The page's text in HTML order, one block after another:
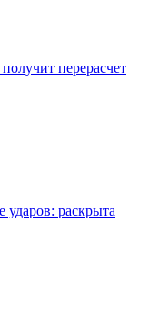
перерасчет
ударов: раскрыта